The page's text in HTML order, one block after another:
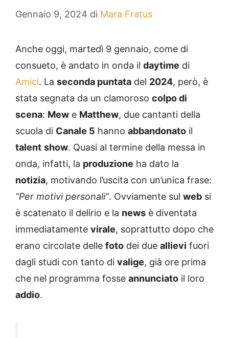
Gennaio 9, 2024 di Mara Fratus
Anche oggi, martedì 9 gennaio, come di
consueto, è andato in onda il daytime di
Amici. La seconda puntata del 2024, però, è
stata segnata da un clamoroso colpo di
scena: Mew e Matthew, due cantanti della
scuola di Canale 5 hanno abbandonato il
talent show. Quasi al termine della messa in
onda, infatti, la produzione ha dato la
notizia, motivando l’uscita con un’unica frase:
“Per motivi personali”. Ovviamente sul web si
è scatenato il delirio e la news è diventata
immediatamente virale, soprattutto dopo che
erano circolate delle foto dei due allievi fuori
dagli studi con tanto di valige, già ore prima
che nel programma fosse annunciato il loro
addio.